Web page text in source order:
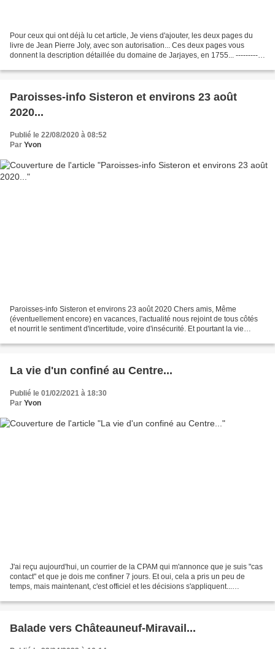
Pour ceux qui ont déjà lu cet article, Je viens d'ajouter, les deux pages du
livre de Jean Pierre Joly, avec son autorisation... Ces deux pages vous
donnent la description détaillée du domaine de Jarjayes, en 1755... ------------
Paroisses-info Sisteron et environs 23 août
2020...
Publié le 22/08/2020 à 08:52
Par Yvon
Paroisses-info Sisteron et environs 23 août 2020 Chers amis, Même
(éventuellement encore) en vacances, l'actualité nous rejoint de tous côtés
et nourrit le sentiment d'incertitude, voire d'insécurité. Et pourtant la vie
La vie d'un confiné au Centre...
Publié le 01/02/2021 à 18:30
Par Yvon
J'ai reçu aujourd'hui, un courrier de la CPAM qui m'annonce que je suis "cas
contact" et que je dois me confiner 7 jours. Et oui, cela a pris un peu de
temps, mais maintenant, c'est officiel et les décisions s'appliquent...
Balade vers Châteauneuf-Miravail...